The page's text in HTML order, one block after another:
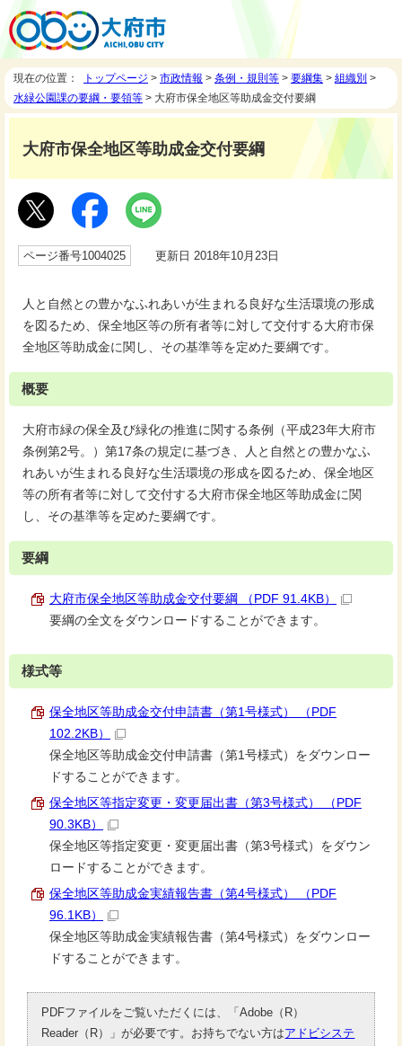
現在の位置： トップページ > 市政情報 > 条例・規則等 > 要綱集 > 組織別 >
水緑公園課の要綱・要領等 > 大府市保全地区等助成金交付要綱
大府市保全地区等助成金交付要綱
ページ番号1004025 更新日 2018年10月23日
人と自然との豊かなふれあいが生まれる良好な生活環境の形成
を図るため、保全地区等の所有者等に対して交付する大府市保
全地区等助成金に関し、その基準等を定めた要綱です。
概要
大府市緑の保全及び緑化の推進に関する条例（平成23年大府市
条例第2号。）第17条の規定に基づき、人と自然との豊かなふ
れあいが生まれる良好な生活環境の形成を図るため、保全地区
等の所有者等に対して交付する大府市保全地区等助成金に関
し、その基準等を定めた要綱です。
要綱
大府市保全地区等助成金交付要綱 （PDF 91.4KB）
要綱の全文をダウンロードすることができます。
様式等
保全地区等助成金交付申請書（第1号様式） （PDF
102.2KB）
保全地区等助成金交付申請書（第1号様式）をダウンロー
ドすることができます。
保全地区等指定変更・変更届出書（第3号様式） （PDF
90.3KB）
保全地区等指定変更・変更届出書（第3号様式）をダウン
ロードすることができます。
保全地区等助成金実績報告書（第4号様式） （PDF
96.1KB）
保全地区等助成金実績報告書（第4号様式）をダウンロー
ドすることができます。
PDFファイルをご覧いただくには、「Adobe（R）
Reader（R）」が必要です。お持ちでない方はアドビシステ